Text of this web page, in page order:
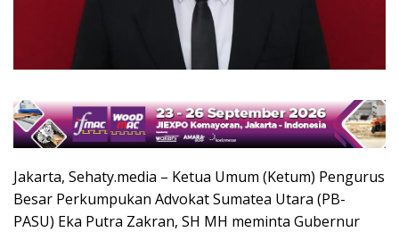
Jakarta, Sehaty.media – Ketua Umum (Ketum) Pengurus
Besar Perkumpukan Advokat Sumatea Utara (PB-
PASU) Eka Putra Zakran, SH MH meminta Gubernur